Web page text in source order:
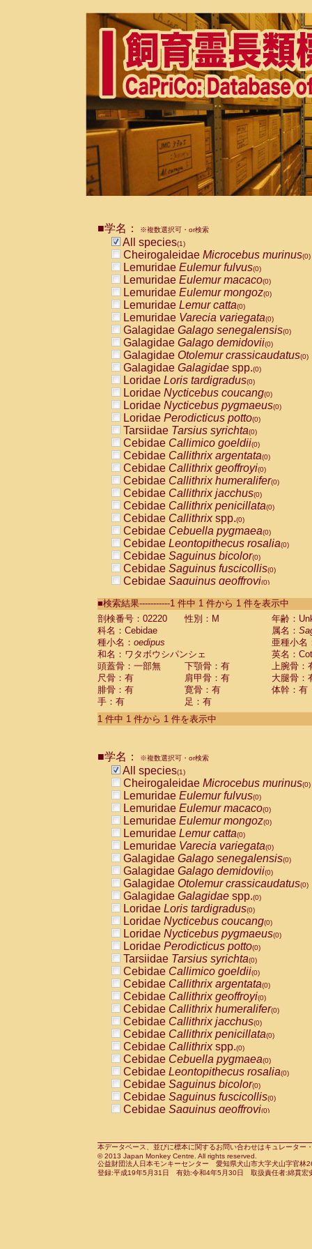
■学名： ※複数選択可・or検索
All species(1)
Cheirogaleidae Microcebus murinus(0)
Lemuridae Eulemur fulvus(0)
Lemuridae Eulemur macaco(0)
Lemuridae Eulemur mongoz(0)
Lemuridae Lemur catta(0)
Lemuridae Varecia variegata(0)
Galagidae Galago senegalensis(0)
Galagidae Galago demidovii(0)
Galagidae Otolemur crassicaudatus(0)
Galagidae Galagidae spp.(0)
Loridae Loris tardigradus(0)
Loridae Nycticebus coucang(0)
Loridae Nycticebus pygmaeus(0)
Loridae Perodicticus potto(0)
Tarsiidae Tarsius syrichta(0)
Cebidae Callimico goeldii(0)
Cebidae Callithrix argentata(0)
Cebidae Callithrix geoffroyi(0)
Cebidae Callithrix humeralifer(0)
Cebidae Callithrix jacchus(0)
Cebidae Callithrix penicillata(0)
Cebidae Callithrixspp.(0)
Cebidae Cebuella pygmaea(0)
Cebidae Leontopithecus rosalia(0)
Cebidae Saguinus bicolor(0)
Cebidae Saguinus fuscicollis(0)
Cebidae Saguinus geoffroyi(0)
CebidaeSaguinus labiatus(0)
Cebidae Saguinus leucopus (0)
Cebidae
Cebidae
CebidaeSaguinus nigricollis (0)
Cebidae Saguinus oedipus
Cebidae Saguinus weddelli
Cebidae Saguinusspp.
Cebidae Aotus trivirgatus
Cebidae Cebus albifrons
CebidaeCebus nigrivittatus
CebidaeCebus
CebidaeSaimiri boliviensis(0)
CebidaeSaimiri sciureus(0)
AtelidaeAlouatta caraya(0)
AtelidaeAlouatta fusca(0)
AtelidaeAlouatta seniculus
AtelidaeAlouattaspp.(0)
AtelidaeAteles belzebuth(0)
AtelidaeAteles geoffroyi(0)
AtelidaeAteles paniscus(0)
AtelidaeAtelesspp.(0)
Atelidae Lagothrix lagothricha
AtelidaeLagothrix lagothricha cana
PitheciidaeCacajao calvus
PitheciidaeCallicebus cupreus
PitheciidaeCallicebus donacophilus
PitheciidaeCallicebus moloch
PitheciidaeCallicebus torquatus
PitheciidaeCallicebusspp.(0)
PitheciidaeChiropotes satanas(0)
PitheciidaePithecia monachus
PitheciidaePithecia pithecia(0)
CercopithecidaeCercocebus agilis
CercopithecidaeCercocebus
CercopithecidaeCercocebus
CercopithecidaeCercocebus
CercopithecidaeCercocebus
CercopithecidaeCercocebushybrid
CercopithecidaePapio anubis(0)
CercopithecidaePapio cynocephalus
CercopithecidaePapio hamadryas(0)
■検索結果-----------1 件中 1 件から 1 件を表示中
剖検番号：02220
性別：M
年齢：
科名：Cebidae
属名：
種小名： oedipus
亜種小名
和名：ワタボウシパンシェ
英名：
頭蓋骨：一部無
下顎骨：有
上腕骨：
尺骨：有
肩甲骨：有
大腿骨：
腓骨：有
寛骨：有
体幹：有
手：有
足：有
1 件中 1 件から 1 件を表示中
■学名： ※複数選択可・or検索
All species(1)
Cheirogaleidae Microcebus murinus(0)
Lemuridae Eulemur fulvus(0)
Lemuridae Eulemur macaco(0)
Lemuridae Eulemur mongoz(0)
Lemuridae Lemur catta(0)
Lemuridae Varecia variegata(0)
Galagidae Galago senegalensis(0)
Galagidae Galago demidovii(0)
Galagidae Otolemur crassicaudatus(0)
Galagidae Galagidae spp.(0)
Loridae Loris tardigradus(0)
Loridae Nycticebus coucang(0)
Loridae Nycticebus pygmaeus(0)
Loridae Perodicticus potto(0)
Tarsiidae Tarsius syrichta(0)
Cebidae Callimico goeldii(0)
Cebidae Callithrix argentata(0)
Cebidae Callithrix geoffroyi(0)
Cebidae Callithrix humeralifer(0)
Cebidae Callithrix jacchus(0)
Cebidae Callithrix penicillata(0)
Cebidae Callithrixspp.(0)
Cebidae Cebuella pygmaea(0)
Cebidae Leontopithecus rosalia(0)
Cebidae Saguinus bicolor(0)
Cebidae Saguinus fuscicollis(0)
Cebidae Saguinus geoffroyi(0)
CebidaeSaguinus leucopus(0)
CebidaeSaguinus midas(0)
Cebidae Saguinus mystax(0)
本データベース、並びに標本に関するお問い合わせはキュレータ
© 2013 Japan Monkey Centre. All rights reserved.
公益財団法人日本モンキーセンター 愛知県犬山市大字犬山字官
登録:平成19年5月31日 有効:令和4年5月30日 取扱責任者:綿貫宏